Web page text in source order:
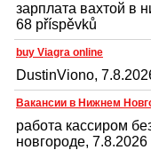
зарплата вахтой в
68 příspěvků
buy Viagra online
DustinViono,
Вакансии в Нижнем
работа кассиром
новгороде, 7.8.2026